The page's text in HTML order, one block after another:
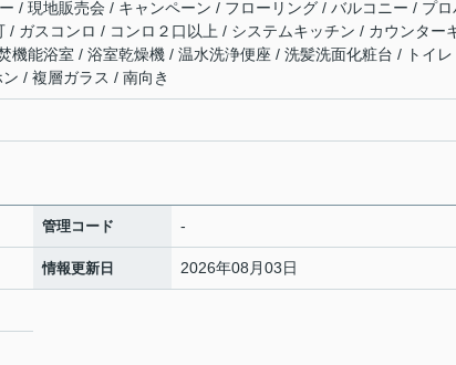
/ 現地販売会 / キャンペーン / フローリング / バルコニー / プロ
/ ガスコンロ / コンロ２口以上 / システムキッチン / カウンター
機能浴室 / 浴室乾燥機 / 温水洗浄便座 / 洗髪洗面化粧台 / トイレ
/ 複層ガラス / 南向き
管理コード -
情報更新日 2026年08月03日